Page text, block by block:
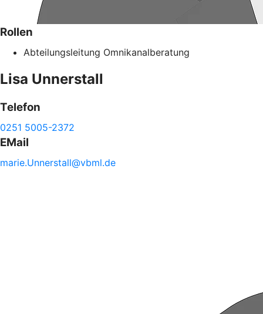
Rollen
Abteilungsleitung Omnikanalberatung
Lisa Unnerstall
Telefon
0251 5005-2372
EMail
marie.Unnerstall@vbml.de